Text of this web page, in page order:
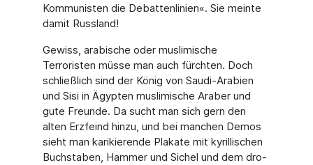
Kommunisten die Debattenlinien«. Sie meinte
damit Russland!
Gewiss, arabische oder muslimische
Terroristen müsse man auch fürchten. Doch
schließ­lich sind der König von Saudi-Arabien
und Sisi in Ägypten muslimische Araber und
gute Freunde. Da sucht man sich gern den
alten Erzfeind hinzu, und bei manchen Demos
sieht man karikierende Plakate mit kyrillischen
Buchstaben, Hammer und Sichel und dem dro­